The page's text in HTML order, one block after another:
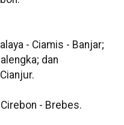
- Ciamis - Banjar;
dan
- Brebes.